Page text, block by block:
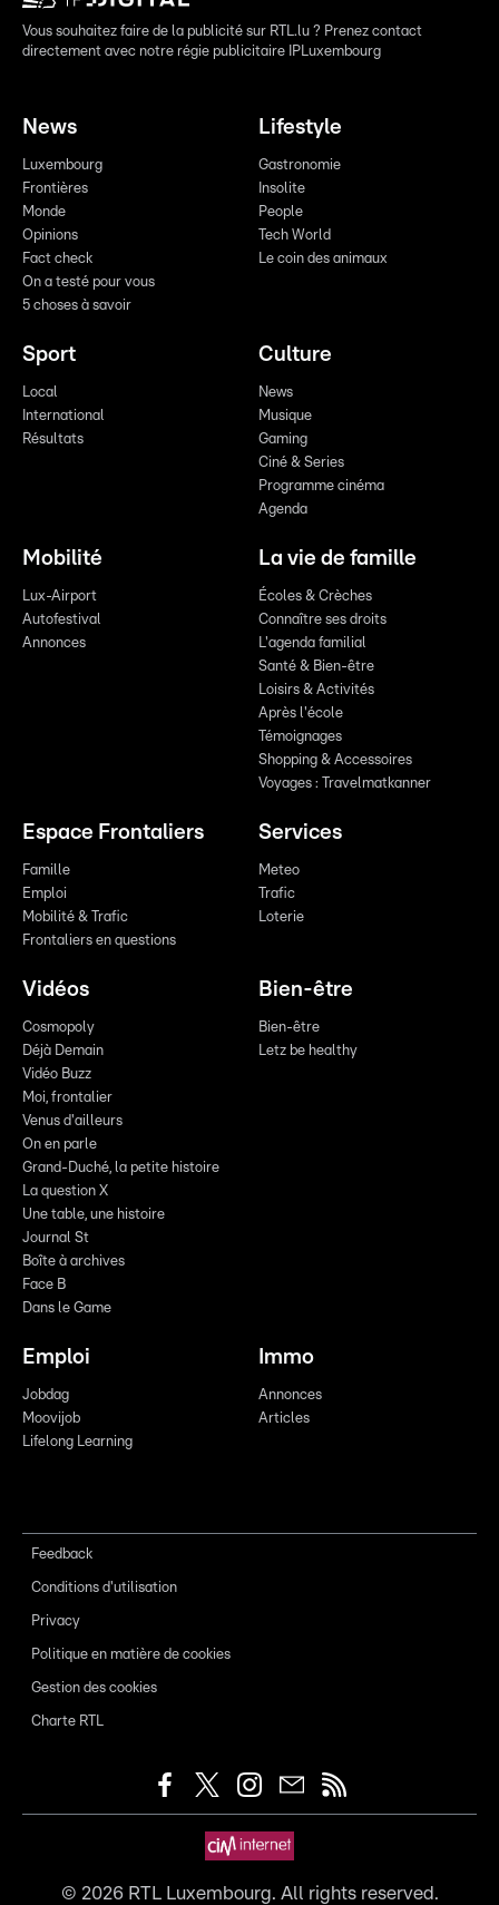
Vous souhaitez faire de la publicité sur RTL.lu ? Prenez contact
directement avec notre régie publicitaire IPLuxembourg
News
Luxembourg
Frontières
Monde
Opinions
Fact check
On a testé pour vous
5 choses à savoir
Lifestyle
Gastronomie
Insolite
People
Tech World
Le coin des animaux
Sport
Local
International
Résultats
Culture
News
Musique
Gaming
Ciné & Series
Programme cinéma
Agenda
Mobilité
Lux-Airport
Autofestival
Annonces
La vie de famille
Écoles & Crèches
Connaître ses droits
L'agenda familial
Santé & Bien-être
Loisirs & Activités
Après l'école
Témoignages
Shopping & Accessoires
Voyages : Travelmatkanner
Espace Frontaliers
Famille
Emploi
Mobilité & Trafic
Frontaliers en questions
Services
Meteo
Trafic
Loterie
Vidéos
Cosmopoly
Déjà Demain
Vidéo Buzz
Moi, frontalier
Venus d'ailleurs
On en parle
Grand-Duché, la petite histoire
La question X
Une table, une histoire
Journal St
Boîte à archives
Face B
Dans le Game
Bien-être
Bien-être
Letz be healthy
Emploi
Jobdag
Moovijob
Lifelong Learning
Immo
Annonces
Articles
Feedback
Conditions d'utilisation
Privacy
Politique en matière de cookies
Gestion des cookies
Charte RTL
© 2026RTL Luxembourg. All rights reserved.